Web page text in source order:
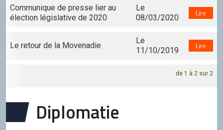
Communique de presse lier au
élection législative de 2020
Le
08/03/2020
Lire
Le retour de la Movenadie
Le
11/10/2019
Lire
de 1 à 2 sur 2
Diplomatie